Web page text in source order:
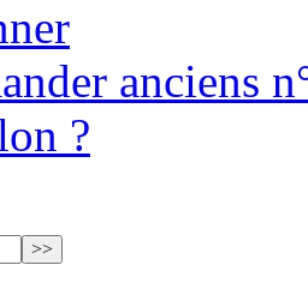
anciens
?